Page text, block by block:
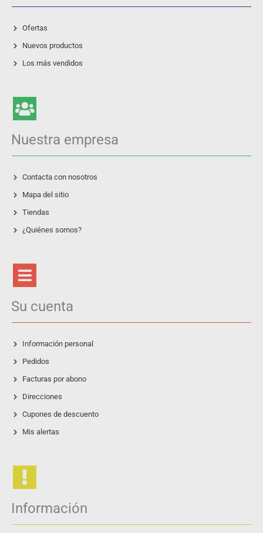
Ofertas
Nuevos productos
Los más vendidos
Nuestra empresa
Contacta con nosotros
Mapa del sitio
Tiendas
¿Quiénes somos?
Su cuenta
Información personal
Pedidos
Facturas por abono
Direcciones
Cupones de descuento
Mis alertas
Información